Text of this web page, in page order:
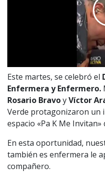
Este martes, se celebró el
Enfermera y Enfermero.
Rosario BravoyVíctor
Verde protagonizaron un
espacio «Pa K Me Invitan»
En esta oportunidad,
también es enfermera le
compañero.